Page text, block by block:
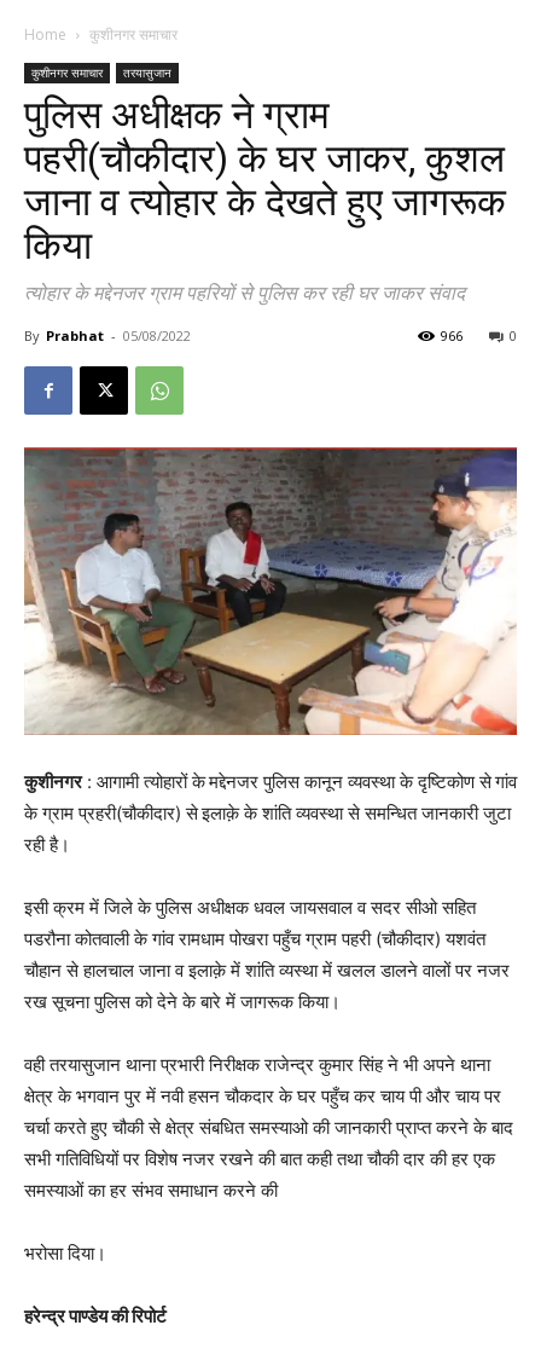
Home कुशीनगर समाचार
कुशीनगर समाचार तरयासुजान
पुलिस अधीक्षक ने ग्राम
पहरी(चौकीदार) के घर जाकर, कुशल
जाना व त्योहार के देखते हुए जागरूक
किया
त्योहार के मद्देनजर ग्राम पहरियों से पुलिस कर रही घर जाकर संवाद
By Prabhat - 05/08/2022 0
966
कुशीनगर: आगामी त्योहारों केमद्देनजर पुलिस कानून व्यवस्था के दृष्टिकोण सेगांव
के ग्राम प्रहरी(चौकीदार) सेइलाक़े के शांति व्यवस्था से समन्धित जानकारी जुटा
रही है।
इसी क्रम में जिले के पुलिस अधीक्षक धवल जायसवाल व सदर सीओ सहित
पडरौना कोतवाली के गांव रामधाम पोखरा पहुँच ग्राम पहरी (चौकीदार) यशवंत
चौहान से हालचाल जाना व इलाक़े में शांति व्यस्था में खलल डालने वालों पर नजर
रख सूचना पुलिस को देने के बारे में जागरूक किया।
वही तरयासुजान थाना प्रभारी निरीक्षक राजेन्द्र कुमार सिंह ने भी अपने थाना
क्षेत्र के भगवान पुर में नवी हसन चौकदार के घर पहुँच कर चाय पी और चाय पर
चर्चा करते हुए चौकी से क्षेत्र संबधित समस्याओ की जानकारी प्राप्त करने के बाद
सभी गतिविधियों पर विशेष नजर रखने की बात कही तथा चौकी दार की हर एक
समस्याओं का हर संभव समाधान करने की
भरोसा दिया।
हरेन्द्र पाण्डेय की रिपोर्ट